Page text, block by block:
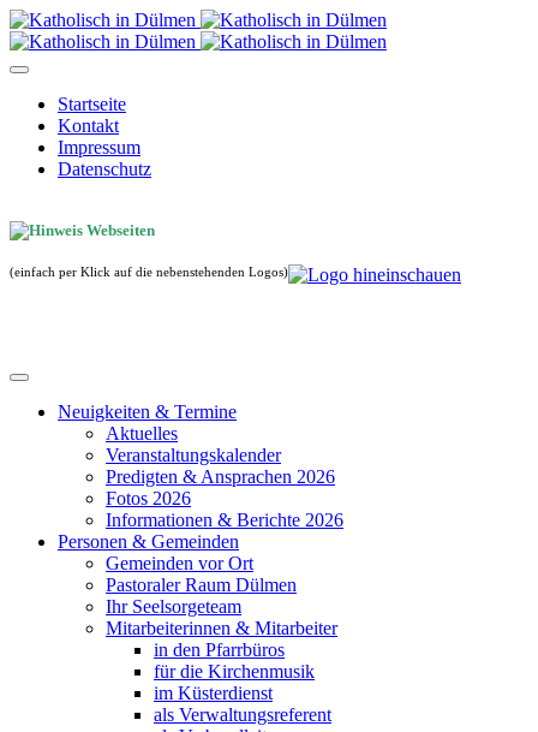
Startseite
Kontakt
Impressum
Datenschutz
(einfach per Klick auf die nebenstehenden Logos)
Neuigkeiten & Termine
Aktuelles
Veranstaltungskalender
Predigten & Ansprachen 2026
Fotos 2026
Informationen & Berichte 2026
Personen & Gemeinden
Gemeinden vor Ort
Pastoraler Raum Dülmen
Ihr Seelsorgeteam
Mitarbeiterinnen & Mitarbeiter
in den Pfarrbüros
für die Kirchenmusik
im Küsterdienst
als Verwaltungsreferent